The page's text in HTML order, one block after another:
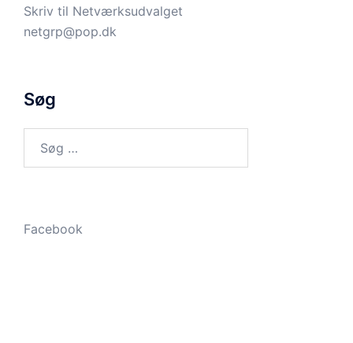
Skriv til Netværksudvalget
netgrp@pop.dk
Søg
Facebook